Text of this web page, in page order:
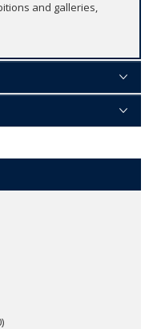
and galleries,